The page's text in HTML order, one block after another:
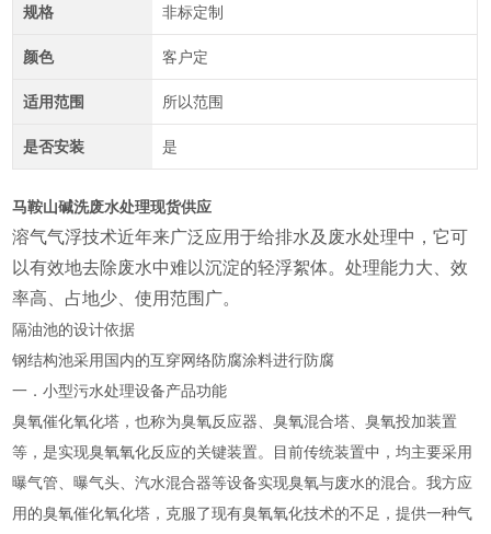
规格 非标定制
颜色 客户定
适用范围 所以范围
是否安装 是
马鞍山碱洗废水处理现货供应
溶气气浮技术近年来广泛应用于给排水及废水处理中，它可
以有效地去除废水中难以沉淀的轻浮絮体。处理能力大、效
率高、占地少、使用范围广。
隔油池的设计依据
钢结构池采用国内的互穿网络防腐涂料进行防腐
一．小型污水处理设备产品功能
臭氧催化氧化塔，也称为臭氧反应器、臭氧混合塔、臭氧投加装置
等，是实现臭氧氧化反应的关键装置。目前传统装置中，均主要采用
曝气管、曝气头、汽水混合器等设备实现臭氧与废水的混合。我方应
用的臭氧催化氧化塔，克服了现有臭氧氧化技术的不足，提供一种气